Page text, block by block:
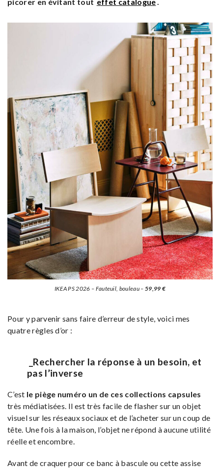
IKEA PS 2026 – Fauteuil, bouleau – 59,99 €
Pour y parvenir sans faire d’erreur de style, voici mes
quatre règles d’or :
_Rechercher la réponse à un besoin, et
pas l’inverse
C’est le piège numéro un de ces collections capsules
très médiatisées. Il est très facile de flasher sur un objet
visuel sur les réseaux sociaux et de l’acheter sur un coup de
tête. Une fois à la maison, l’objet ne répond à aucune utilité
réelle et encombre.
Avant de craquer pour ce banc à bascule ou cette assise